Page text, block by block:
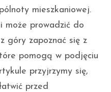
mieszkaniowej.
może prowadzić do
góry zapoznać się z
pomogą w podjęciu
przyjrzymy się,
przed